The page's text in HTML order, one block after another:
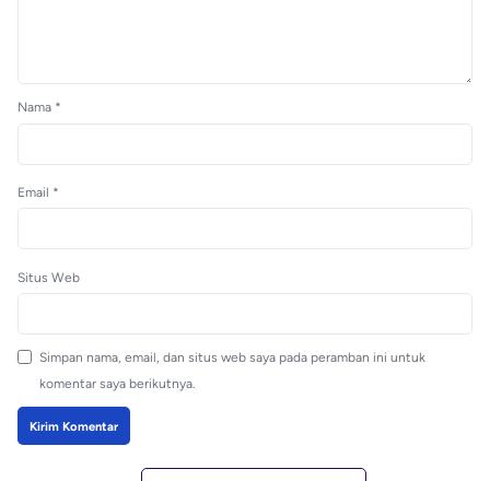
Nama *
Email *
Situs Web
Simpan nama, email, dan situs web saya pada peramban ini untuk
komentar saya berikutnya.